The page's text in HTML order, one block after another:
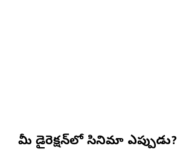
మీ డైరెక్షన్‌లో సినిమా ఎప్పుడు?